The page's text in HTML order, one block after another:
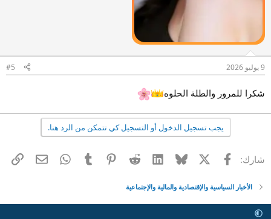
9 يوليو 2026 #5
شكرا للمرور والطلة الحلوه
يجب تسجيل الدخول أو التسجيل كي تتمكن من الرد هنا.
شارك: فيسبوك Bluesky
LinkedIn
Reddit
Pinterest
Tumblr
WhatsApp
البريد
الأخبار السياسية والإقتصادية والمالية والإجتماعية